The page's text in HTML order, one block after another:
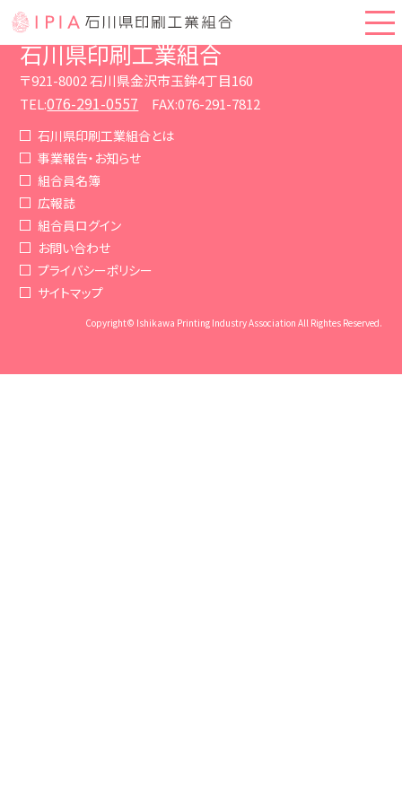
石川県印刷工業組合
〒921-8002 石川県金沢市玉鉾4丁目160
TEL:076-291-0557 FAX:076-291-7812
石川県印刷工業組合とは
事業報告・お知らせ
組合員名簿
広報誌
組合員ログイン
お問い合わせ
プライバシーポリシー
サイトマップ
Copyright© Ishikawa Printing Industry Association All Rightes Reserved.